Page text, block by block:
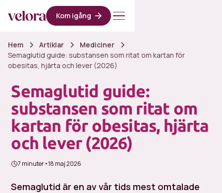
Kom igång
Hem Artiklar
Mediciner
Semaglutid guide: substansen som ritat om kartan för
obesitas, hjärta och lever (2026)
Semaglutid guide:
substansen som ritat om
kartan för obesitas, hjärta
och lever (2026)
7 minuter•18 maj 2026
Semaglutid är en av vår tids mest omtalade